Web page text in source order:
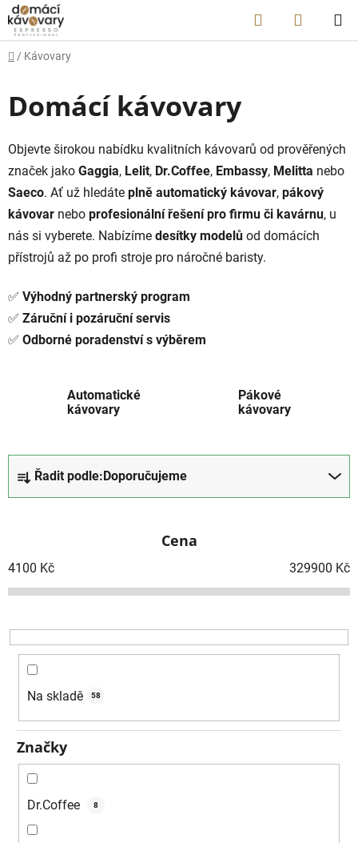
Přejít
na
obsah
Hledat
KOŠÍK
Domů
/ Kávovary
Domácí kávovary
Objevte širokou nabídku kvalitních kávovarů od prověřených
značek jako Gaggia, Lelit, Dr.Coffee, Embassy, Melitta nebo
Saeco. Ať už hledáte plně automatický kávovar, pákový
kávovar nebo profesionální řešení pro firmu či kavárnu, u
nás si vyberete. Nabízíme desítky modelů od domácích
přístrojů až po profi stroje pro náročné baristy.
✅ Výhodný partnerský program
✅ Záruční i pozáruční servis
✅ Odborné poradenství s výběrem
Automatické
kávovary
Pákové
kávovary
Ř
a
z
í
p
o
d
ů
Řadit podle: Doporučujeme
Cena
4100 Kč 329900 Kč
Na skladě 58
Značky
Dr.Coffee 8